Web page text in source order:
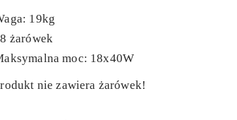
19kg
żarówek
moc: 18x40W
nie zawiera żarówek!